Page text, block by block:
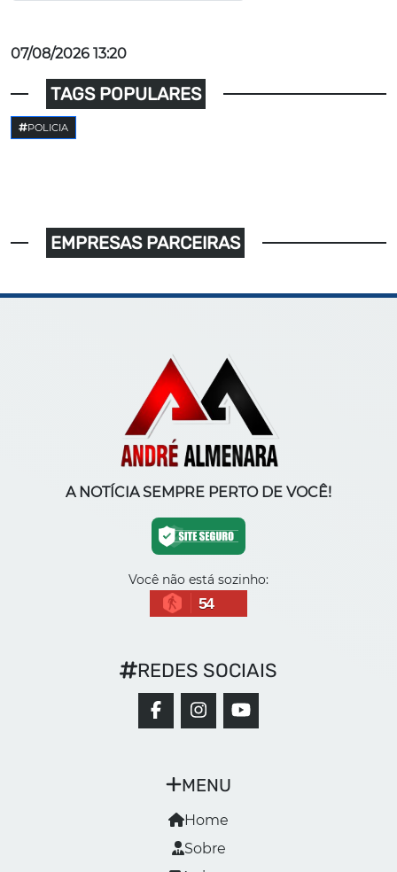
07/08/2026 13:20
TAGS POPULARES
POLICIA
EMPRESAS PARCEIRAS
A NOTÍCIA SEMPRE PERTO DE VOCÊ!
Você não está sozinho:
54
MENU
Home
Sobre
REDES SOCIAIS